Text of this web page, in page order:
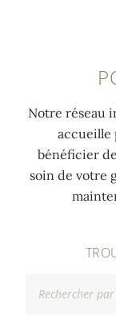
Notre réseau
accueille
bénéficier
soin de votre